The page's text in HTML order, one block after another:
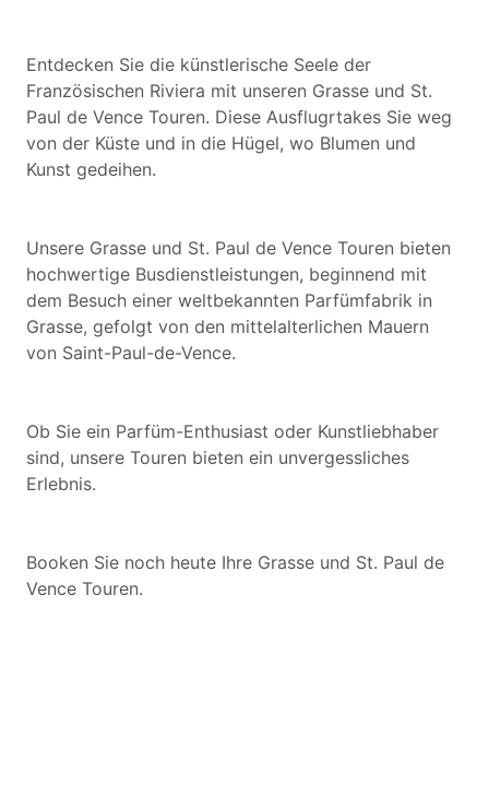
Entdecken Sie die künstlerische Seele der
Französischen Riviera mit unseren Grasse und St.
Paul de Vence Touren. Diese Ausflugrtakes Sie weg
von der Küste und in die Hügel, wo Blumen und
Kunst gedeihen.
Unsere Grasse und St. Paul de Vence Touren bieten
hochwertige Busdienstleistungen, beginnend mit
dem Besuch einer weltbekannten Parfümfabrik in
Grasse, gefolgt von den mittelalterlichen Mauern
von Saint-Paul-de-Vence.
Ob Sie ein Parfüm-Enthusiast oder Kunstliebhaber
sind, unsere Touren bieten ein unvergessliches
Erlebnis.
Booken Sie noch heute Ihre Grasse und St. Paul de
Vence Touren.